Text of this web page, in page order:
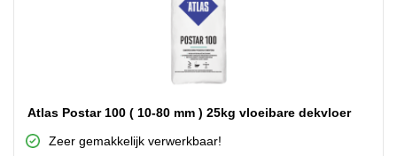
Atlas Postar 100 ( 10-80 mm ) 25kg vloeibare dekvloer
Zeer gemakkelijk verwerkbaar!